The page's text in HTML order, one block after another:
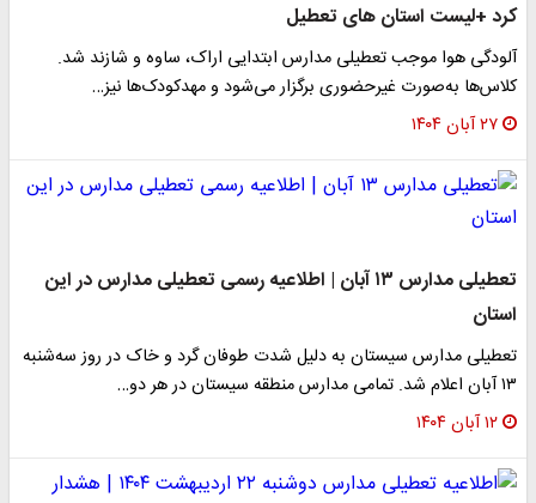
کرد +لیست استان های تعطیل
آلودگی هوا موجب تعطیلی مدارس ابتدایی اراک، ساوه و شازند شد.
کلاس‌ها به‌صورت غیرحضوری برگزار می‌شود و مهدکودک‌ها نیز…
۲۷ آبان ۱۴۰۴
تعطیلی مدارس ۱۳ آبان | اطلاعیه رسمی تعطیلی مدارس در این
استان
تعطیلی مدارس سیستان به دلیل شدت طوفان گرد و خاک در روز سه‌شنبه
۱۳ آبان اعلام شد. تمامی مدارس منطقه سیستان در هر دو…
۱۲ آبان ۱۴۰۴